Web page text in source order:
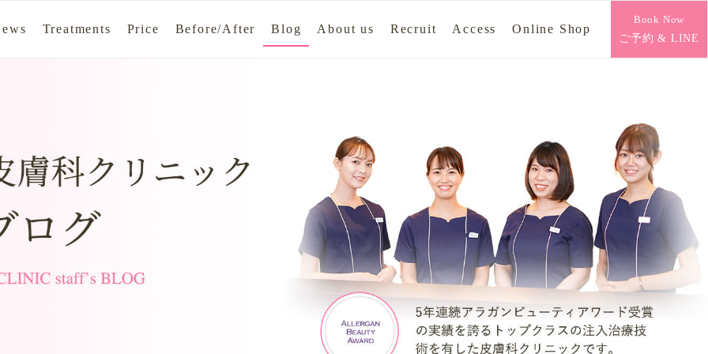
Treatments Price Before/After Blog About us Recruit Access Online Shop
Book Now
ご予約 & LINE